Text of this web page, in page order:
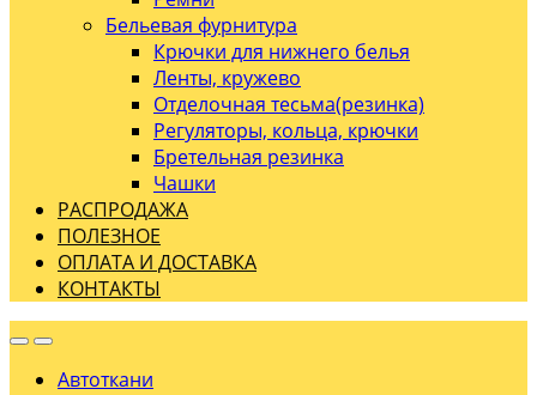
Бельевая фурнитура
Крючки для нижнего белья
Ленты, кружево
Отделочная тесьма(резинка)
Регуляторы, кольца, крючки
Бретельная резинка
Чашки
РАСПРОДАЖА
ПОЛЕЗНОЕ
ОПЛАТА И ДОСТАВКА
КОНТАКТЫ
Автоткани